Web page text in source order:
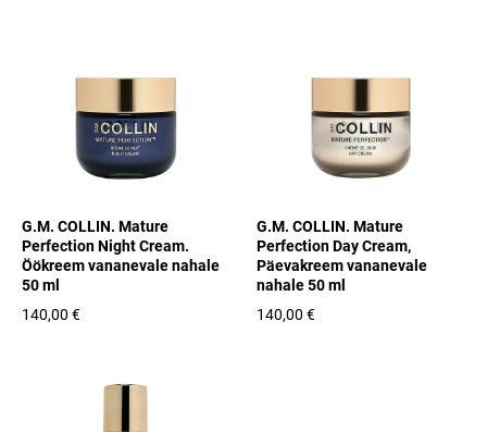
G.M. COLLIN. Mature
Perfection Night Cream.
Öökreem vananevale nahale
50 ml
140,00 €
G.M. COLLIN. Mature
Perfection Day Cream,
Päevakreem vananevale
nahale 50 ml
140,00 €